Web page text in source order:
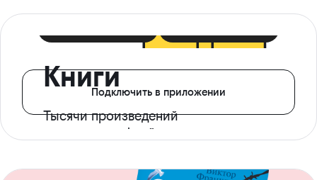
Книги
Тысячи произведений
с доступом офлайн
Подключить в приложении